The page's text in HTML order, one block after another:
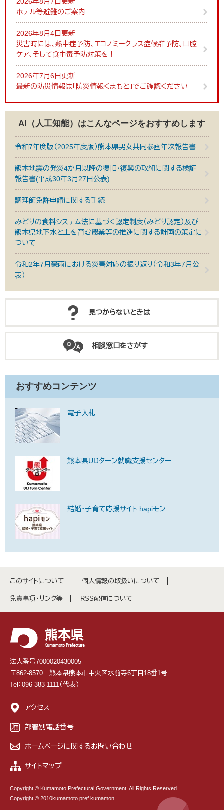
ホテル等避難のご案内
2026年8月4日更新
災害時には、熱中症予防、エコノミークラス症候群予防、口腔
ケア、そして食中毒予防対策を！
2026年7月6日更新
最新の防災情報は「防災情報くまもと」でご確認ください
AI（人工知能）はこんなページをおすすめします
令和7年度版（2025年度版）熊本県男女共同参画年次報告書
熊本地震の発災4か月以降の復旧・復興の取組に関する検証
報告書(平成30年3月27日公表)
調理師免許申請に関する手続
みどりの食料システム法に基づく認定制度（みどり認定）及び
熊本県地下水と土を育む農業等の推進に関する計画の策定に
ついて
令和2年7月豪雨における災害対応の振り返り（令和3年7月公
表）
見つからないときは
相談窓口をさがす
おすすめコンテンツ
電子入札
熊本県UIJターン就職支援センター
結婚・子育て応援サイト hapiモン
このサイトについて 個人情報の取扱いについて
免責事項・リンク等 RSS配信について
法人番号7000020430005
〒862-8570 熊本県熊本市中央区水前寺6丁目18番1号
Tel：096-383-1111（代表）
アクセス
部署別電話番号
ホームページに関するお問い合わせ
サイトマップ
Copyright © Kumamoto Prefectural Government. All Rights Reserved.
Copyright © 2010kumamoto pref.kumamon